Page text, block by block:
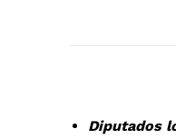
Diputados